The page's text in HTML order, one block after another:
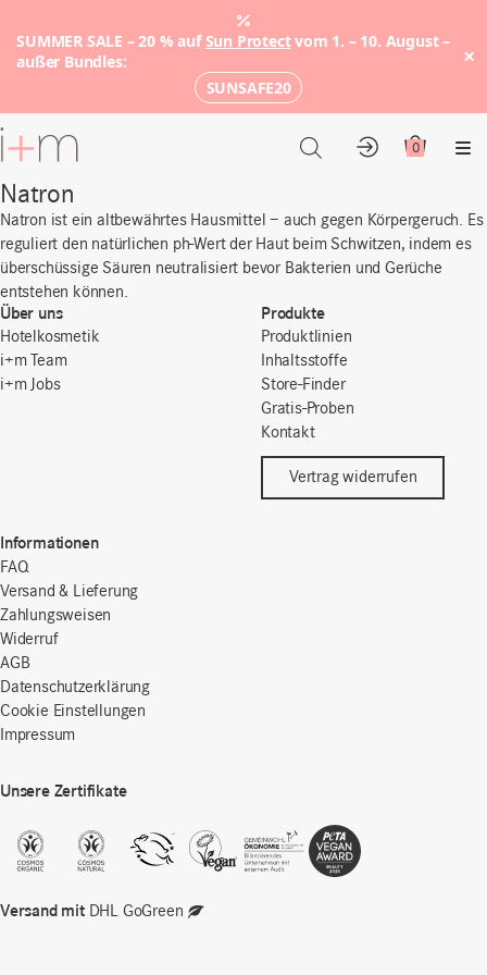
SUMMER SALE – 20 % aufSun Protectvom 1. – 10. August –
außer Bundles:
SUNSAFE20
×
Zum
Hauptinhalt
Konto 0
Natron
Natron ist ein altbewährtes Hausmittel – auch gegen Körpergeruch. Es
reguliert den natürlichen ph-Wert der Haut beim Schwitzen, indem es
überschüssige Säuren neutralisiert bevor Bakterien und Gerüche
entstehen können.
Über uns
Hotelkosmetik
i+m Team
i+m Jobs
Produkte
Produktlinien
Inhaltsstoffe
Store-Finder
Gratis-Proben
Kontakt
Vertrag widerrufen
Informationen
FAQ
Versand & Lieferung
Zahlungsweisen
Widerruf
AGB
Datenschutzerklärung
Cookie Einstellungen
Impressum
Unsere Zertifikate
Versand mitDHL GoGreen